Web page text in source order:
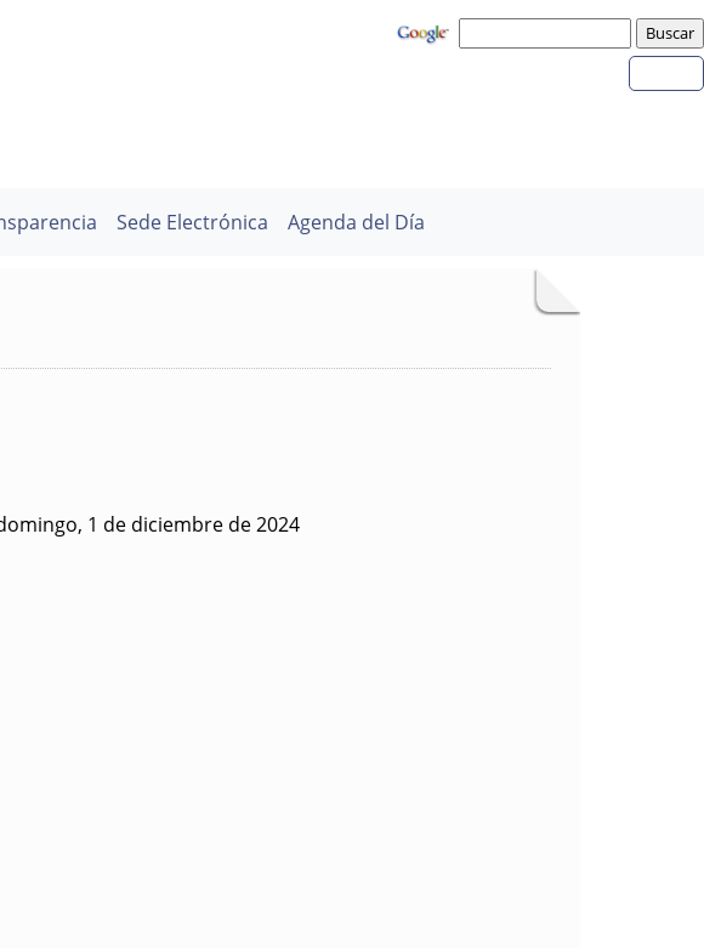
Sede Electrónica Agenda del Día
1 de diciembre de 2024